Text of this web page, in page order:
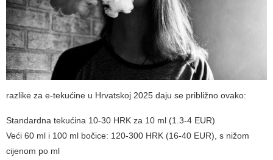
razlike za e-tekućine u Hrvatskoj 2025 daju se približno ovako:
Standardna tekućina 10-30 HRK za 10 ml (1.3-4 EUR)
Veći 60 ml i 100 ml bočice: 120-300 HRK (16-40 EUR), s nižom
cijenom po ml